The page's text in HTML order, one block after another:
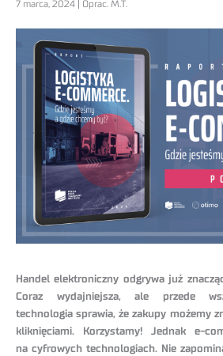
7 marca, 2024 | Oprac. M.T.
Handel elektroniczny odgrywa już
Coraz wydajniejsza, ale przede
technologia sprawia, że zakupy możemy
kliknięciami. Korzystamy! Jednak e-
na cyfrowych technologiach. Nie